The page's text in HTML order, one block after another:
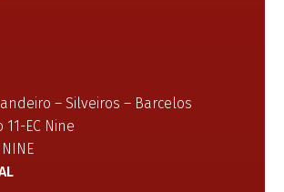
– Silveiros – Barcelos
EC Nine